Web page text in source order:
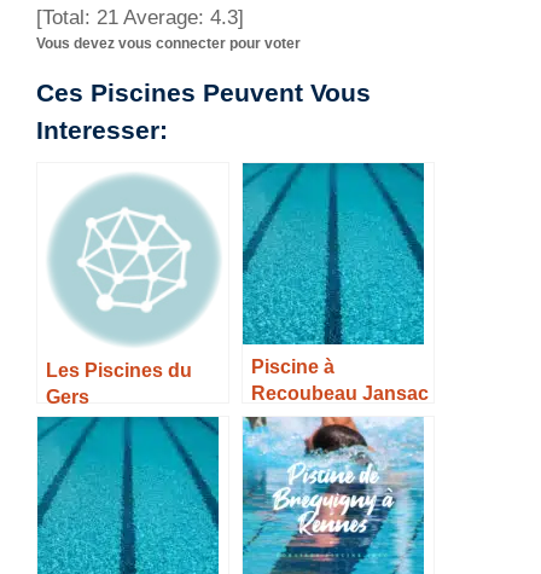
[Total: 21 Average: 4.3]
Vous devez vous connecter pour voter
Ces Piscines Peuvent Vous
Interesser:
Les Piscines du
Gers
Piscine à
Recoubeau Jansac
– Horaires, Tarifs et
Infos –